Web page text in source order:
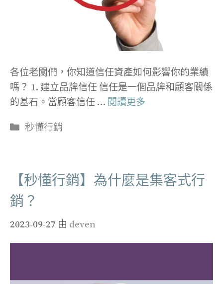
各位老闆們，你知道信任資產如何影響你的業績
嗎？ 1. 建立品牌信任 信任是一個品牌和顧客關係
的基石。當顧客信任 … 閱讀更多
分
秒懂行銷
【秒懂行銷】為什麼是集客式行
銷？
2023-09-27 由 deven